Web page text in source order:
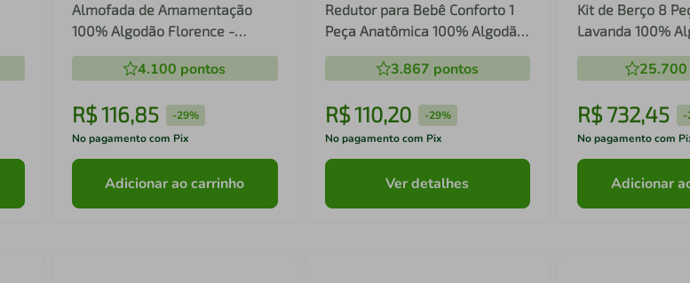
Almofada de Amamentação
100% Algodão Florence -
Batistela
4.100 pontos
R$116,85 -29%
No pagamento com Pix
Adicionar ao carrinho
Redutor para Bebê Conforto 1
Peça Anatômica 100% Algodão
Basic - Batistela
3.867 pontos
R$110,20 -29%
No pagamento com Pix
Ver detalhes
Kit de Berço 8
Lavanda 100%
Jardin - Batistela
25.700
R$732,45 -
No pagamento com
Adicionar